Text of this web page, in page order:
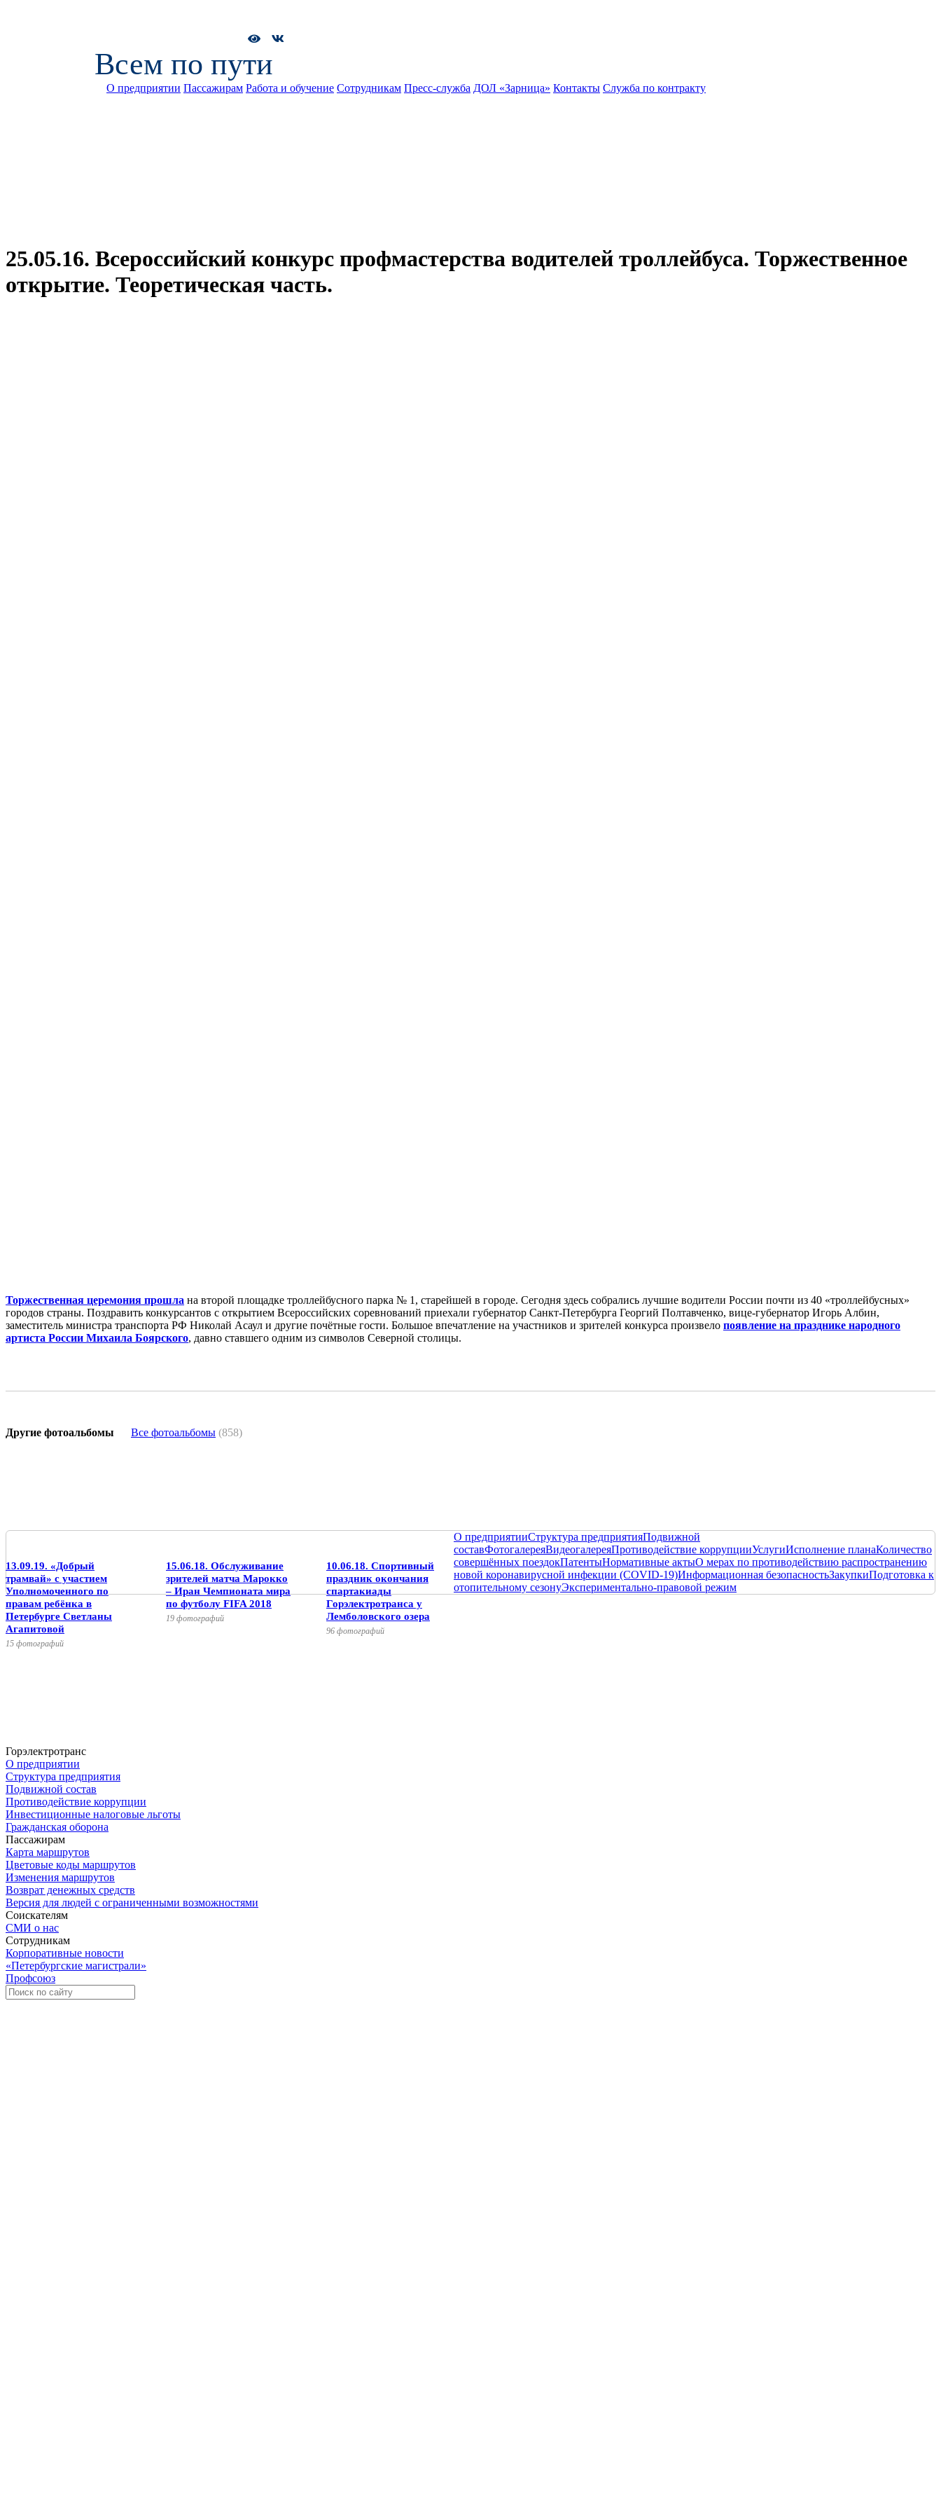
Всем по пути
О предприятии Пассажирам Работа и обучение Сотрудникам Пресс-служба ДОЛ «Зарница» Контакты Служба по контракту
25.05.16. Всероссийский конкурс профмастерства водителей троллейбуса. Торжественное
открытие. Теоретическая часть.
Торжественная церемония прошла на второй площадке троллейбусного парка № 1, старейшей в городе. Сегодня здесь собрались лучшие водители России почти из 40 «троллейбусных»
городов страны. Поздравить конкурсантов с открытием Всероссийских соревнований приехали губернатор Санкт-Петербурга Георгий Полтавченко, вице-губернатор Игорь Албин,
заместитель министра транспорта РФ Николай Асаул и другие почётные гости. Большое впечатление на участников и зрителей конкурса произвело появление на празднике народного
артиста России Михаила Боярского, давно ставшего одним из символов Северной столицы.
Другие фотоальбомы Все фотоальбомы (858)
13.09.19. «Добрый
трамвай» с участием
Уполномоченного по
правам ребёнка в
Петербурге Светланы
Агапитовой
15 фотографий
15.06.18. Обслуживание
зрителей матча Марокко
– Иран Чемпионата мира
по футболу FIFA 2018
19 фотографий
10.06.18. Спортивный
праздник окончания
спартакиады
Горэлектротранса у
Лемболовского озера
96 фотографий
О предприятииСтруктура предприятияПодвижной
составФотогалереяВидеогалереяПротиводействие коррупцииУслугиИсполнение планаКоличество
совершённых поездокПатентыНормативные актыО мерах по противодействию распространению
новой коронавирусной инфекции (COVID-19)Информационная безопасностьЗакупкиПодготовка к
отопительному сезонуЭкспериментально-правовой режим
Горэлектротранс
О предприятии
Структура предприятия
Подвижной состав
Противодействие коррупции
Инвестиционные налоговые льготы
Гражданская оборона
Пассажирам
Карта маршрутов
Цветовые коды маршрутов
Изменения маршрутов
Возврат денежных средств
Версия для людей с ограниченными возможностями
Соискателям
СМИ о нас
Сотрудникам
Корпоративные новости
«Петербургские магистрали»
Профсоюз